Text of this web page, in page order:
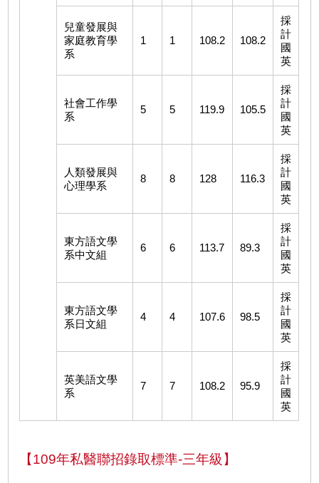
兒童發展與
家庭教育學
系
1 1 108.2 108.2
採
計
國
英
社會工作學
系
5 5 119.9 105.5
採
計
國
英
人類發展與
心理學系
8 8 128 116.3
採
計
國
英
東方語文學
系中文組
6 6 113.7 89.3
採
計
國
英
東方語文學
系日文組
4 4 107.6 98.5
採
計
國
英
英美語文學
系
7 7 108.2 95.9
採
計
國
英
【109年私醫聯招錄取標準-三年級】